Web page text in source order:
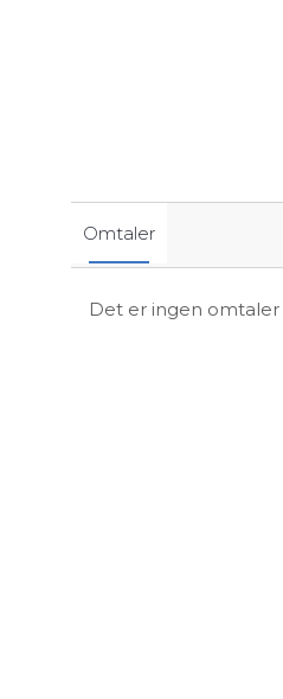
Omtaler
Det er ingen omtaler